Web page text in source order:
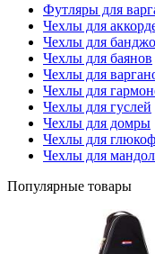
Футляры для
Чехлы для
Чехлы для банджо
Чехлы для баянов
Чехлы для
Чехлы для
Чехлы для гуслей
Чехлы для домры
Чехлы для
Чехлы для
Популярные товары